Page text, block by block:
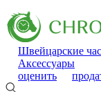
Швейцарские
Аксессуары
оценить